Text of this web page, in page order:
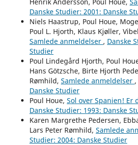
Danske Studier: 2001: Danske
Niels Haastrup, Poul Houe,
Poul L. Hjorth, Klaus Kjøller,
Samlede anmeldelser , Danske
Studier
Poul Lindegård Hjorth, Poul
Hans Götzsche, Birte Hjorth
Rømhild, Samlede anmeldelser ,
Danske Studier
Poul Houe, Sol over Spanien! Er
Danske Studier: 1993: Danske
Karen Margrethe Pedersen,
Lars Peter Rømhild, Samlede
Studier: 2004: Danske Studier